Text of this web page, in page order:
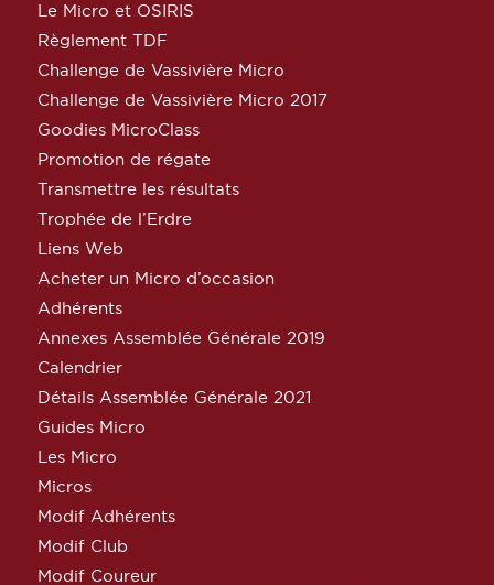
Le Micro et OSIRIS
Règlement TDF
Challenge de Vassivière Micro
Challenge de Vassivière Micro 2017
Goodies MicroClass
Promotion de régate
Transmettre les résultats
Trophée de l’Erdre
Liens Web
Acheter un Micro d’occasion
Adhérents
Annexes Assemblée Générale 2019
Calendrier
Détails Assemblée Générale 2021
Guides Micro
Les Micro
Micros
Modif Adhérents
Modif Club
Modif Coureur